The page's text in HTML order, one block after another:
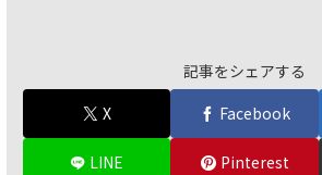
記事をシェアする
X
Facebook
LINE Pinterest